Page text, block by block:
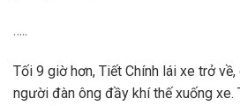
…..
Tối 9 giờ hơn, Tiết Chính lái xe trở
người đàn ông đầy khí thế xuống xe.